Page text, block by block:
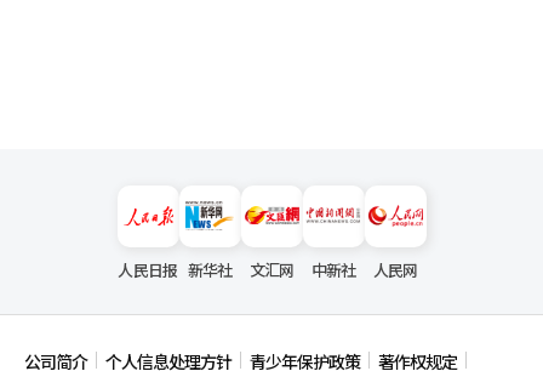
人民日报 新华社 文汇网 中新社 人民网
公司简介 个人信息处理方针 青少年保护政策 著作权规定